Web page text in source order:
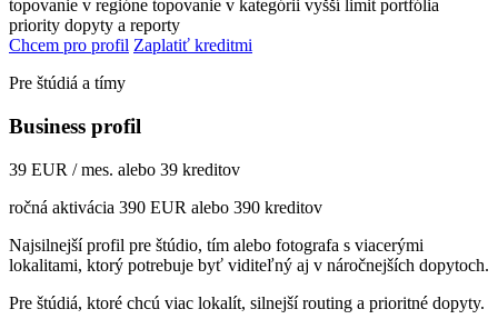
topovanie v regióne topovanie v kategórii vyšší limit portfólia
priority dopyty a reporty
Chcem pro profil Zaplatiť kreditmi
Pre štúdiá a tímy
Business profil
39 EUR / mes. alebo 39 kreditov
ročná aktivácia 390 EUR alebo 390 kreditov
Najsilnejší profil pre štúdio, tím alebo fotografa s viacerými
lokalitami, ktorý potrebuje byť viditeľný aj v náročnejších dopytoch.
Pre štúdiá, ktoré chcú viac lokalít, silnejší routing a prioritné dopyty.